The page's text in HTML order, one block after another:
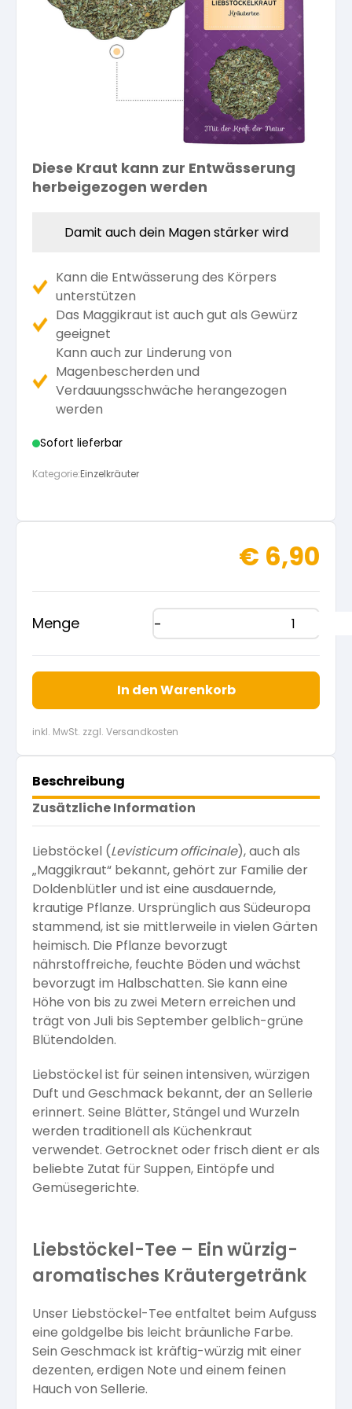
Gesundheit
Ätherische Öle
Hautsalben
Kräuter-Auszüge
Bücher
Vereinsgründer Pfarrer Rauscher
Veranstaltungsberichte
Seminare mit Kräuterpfarrer Benedikt
Kräuterpfarrer-Zentrum
Kloster- und Kräuterladen
Beratungsdienst
Kräutergarten
Angebote für Gruppen
Freunde der Heilkräuter
Vereinsvorteile
Unser Naturladen
Diese Kraut kann zur Entwässerung
herbeigezogen werden
Damit auch dein Magen stärker wird
Kann die Entwässerung des Körpers
unterstützen
Das Maggikraut ist auch gut als Gewürz
geeignet
Kann auch zur Linderung von
Magenbescherden und
Verdauungsschwäche herangezogen
werden
Sofort lieferbar
Kategorie:Einzelkräuter
€ 6,90
Menge
In den Warenkorb
inkl. MwSt. zzgl. Versandkosten
Beschreibung
Zusätzliche Information
Liebstöckel (Levisticum officinale), auch als
„Maggikraut“ bekannt, gehört zur Familie der
Doldenblütler und ist eine ausdauernde,
krautige Pflanze. Ursprünglich aus Südeuropa
stammend, ist sie mittlerweile in vielen Gärten
heimisch. Die Pflanze bevorzugt
nährstoffreiche, feuchte Böden und wächst
bevorzugt im Halbschatten. Sie kann eine
Höhe von bis zu zwei Metern erreichen und
trägt von Juli bis September gelblich-grüne
Blütendolden.
Liebstöckel ist für seinen intensiven, würzigen
Duft und Geschmack bekannt, der an Sellerie
erinnert. Seine Blätter, Stängel und Wurzeln
werden traditionell als Küchenkraut
verwendet. Getrocknet oder frisch dient er als
beliebte Zutat für Suppen, Eintöpfe und
Gemüsegerichte.
Liebstöckel-Tee – Ein würzig-
aromatisches Kräutergetränk
Unser Liebstöckel-Tee entfaltet beim Aufguss
eine goldgelbe bis leicht bräunliche Farbe.
Sein Geschmack ist kräftig-würzig mit einer
dezenten, erdigen Note und einem feinen
Hauch von Sellerie.